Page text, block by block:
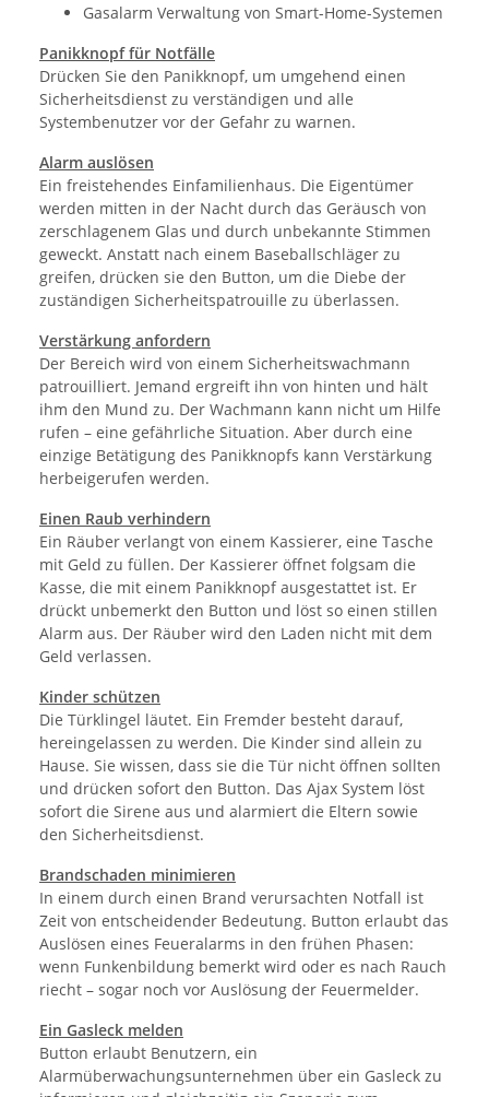
Gasalarm Verwaltung von Smart-Home-Systemen
Panikknopf für Notfälle
Drücken Sie den Panikknopf, um umgehend einen
Sicherheitsdienst zu verständigen und alle
Systembenutzer vor der Gefahr zu warnen.
Alarm auslösen
Ein freistehendes Einfamilienhaus. Die Eigentümer
werden mitten in der Nacht durch das Geräusch von
zerschlagenem Glas und durch unbekannte Stimmen
geweckt. Anstatt nach einem Baseballschläger zu
greifen, drücken sie den Button, um die Diebe der
zuständigen Sicherheitspatrouille zu überlassen.
Verstärkung anfordern
Der Bereich wird von einem Sicherheitswachmann
patrouilliert. Jemand ergreift ihn von hinten und hält
ihm den Mund zu. Der Wachmann kann nicht um Hilfe
rufen – eine gefährliche Situation. Aber durch eine
einzige Betätigung des Panikknopfs kann Verstärkung
herbeigerufen werden.
Einen Raub verhindern
Ein Räuber verlangt von einem Kassierer, eine Tasche
mit Geld zu füllen. Der Kassierer öffnet folgsam die
Kasse, die mit einem Panikknopf ausgestattet ist. Er
drückt unbemerkt den Button und löst so einen stillen
Alarm aus. Der Räuber wird den Laden nicht mit dem
Geld verlassen.
Kinder schützen
Die Türklingel läutet. Ein Fremder besteht darauf,
hereingelassen zu werden. Die Kinder sind allein zu
Hause. Sie wissen, dass sie die Tür nicht öffnen sollten
und drücken sofort den Button. Das Ajax System löst
sofort die Sirene aus und alarmiert die Eltern sowie
den Sicherheitsdienst.
Brandschaden minimieren
In einem durch einen Brand verursachten Notfall ist
Zeit von entscheidender Bedeutung. Button erlaubt das
Auslösen eines Feueralarms in den frühen Phasen:
wenn Funkenbildung bemerkt wird oder es nach Rauch
riecht – sogar noch vor Auslösung der Feuermelder.
Ein Gasleck melden
Button erlaubt Benutzern, ein
Alarmüberwachungsunternehmen über ein Gasleck zu